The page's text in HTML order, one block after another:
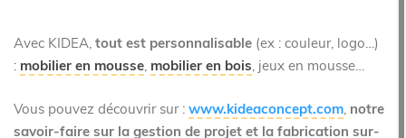
Avec KIDEA, tout est personnalisable (ex : couleur, logo…)
: mobilier en mousse, mobilier en bois, jeux en mousse…
Vous pouvez découvrir sur : www.kideaconcept.com, notre
savoir-faire sur la gestion de projet et la fabrication sur-